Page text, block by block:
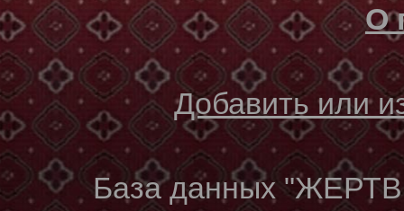
О
Добавить или
База данных